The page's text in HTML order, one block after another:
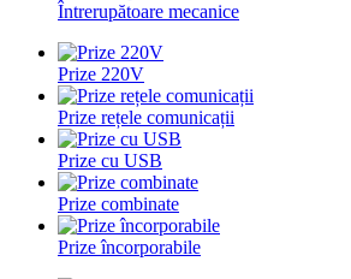
Întrerupătoare mecanice
Prize 220V
Prize rețele comunicații
Prize cu USB
Prize combinate
Prize încorporabile